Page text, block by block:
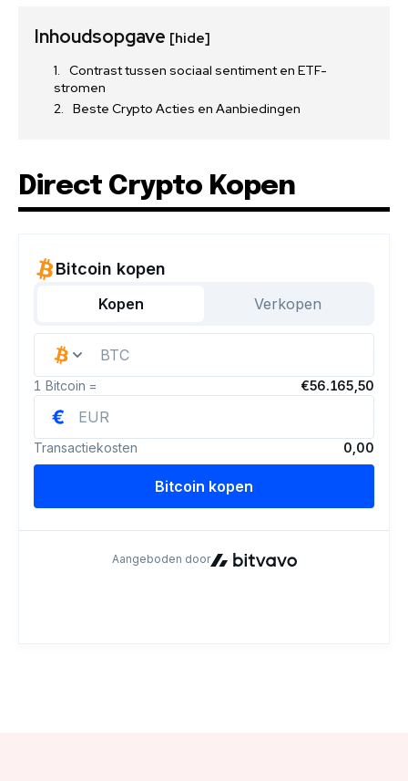
Inhoudsopgave [hide]
Contrast tussen sociaal sentiment en ETF-
stromen
Beste Crypto Acties en Aanbiedingen
Direct Crypto Kopen